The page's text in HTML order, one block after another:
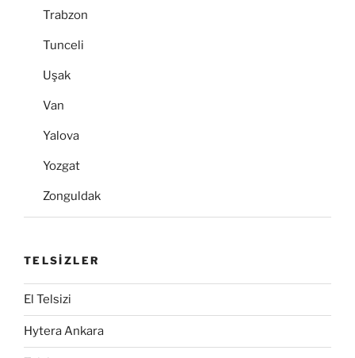
Trabzon
Tunceli
Uşak
Van
Yalova
Yozgat
Zonguldak
TELSİZLER
El Telsizi
Hytera Ankara